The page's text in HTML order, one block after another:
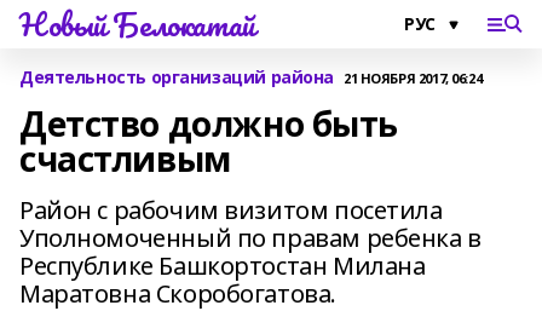
Новый Белокатай
Деятельность организаций района 21 НОЯБРЯ 2017, 06:24
Детство должно быть
счастливым
Район с рабочим визитом посетила
Уполномоченный по правам ребенка в
Республике Башкортостан Милана
Маратовна Скоробогатова.